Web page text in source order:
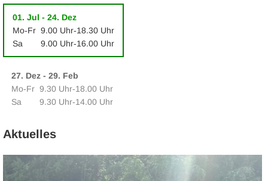
01. Jul - 24. Dez
Mo‑Fr 9.00 Uhr‑18.30 Uhr
Sa
9.00 Uhr‑16.00 Uhr
27. Dez - 29. Feb
Mo‑Fr 9.30 Uhr‑18.00 Uhr
Sa
9.30 Uhr‑14.00 Uhr
Aktuelles